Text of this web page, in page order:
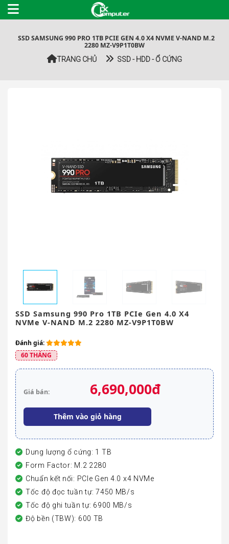
SSD SAMSUNG 990 PRO 1TB PCIE GEN 4.0 X4 NVME V-NAND M.2
2280 MZ-V9P1T0BW
TRANG CHỦ SSD - HDD - Ổ CỨNG
SSD Samsung 990 Pro 1TB PCIe Gen 4.0 X4
NVMe V-NAND M.2 2280 MZ-V9P1T0BW
Đánh giá:
60 THÁNG
Giá bán: 6,690,000đ
Thêm vào giỏ hàng
Dung lượng ổ cứng: 1 TB
Form Factor: M.2 2280
Chuẩn kết nối: PCIe Gen 4.0 x4 NVMe
Tốc độ đọc tuần tự: 7450 MB/s
Tốc độ ghi tuần tự: 6900 MB/s
Độ bền (TBW): 600 TB